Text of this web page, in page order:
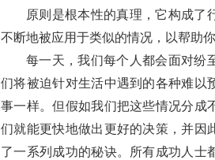
原则是根本性的真理，它构成了
不断地被应用于类似的情况，以帮助
每一天，我们每个人都会面对纷
们将被迫针对生活中遇到的各种难以
事一样。但假如我们把这些情况分成
们就能更快地做出更好的决策，并因
了一系列成功的秘诀。所有成功人士